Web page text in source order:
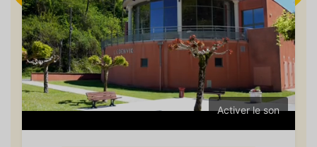
Activer le son